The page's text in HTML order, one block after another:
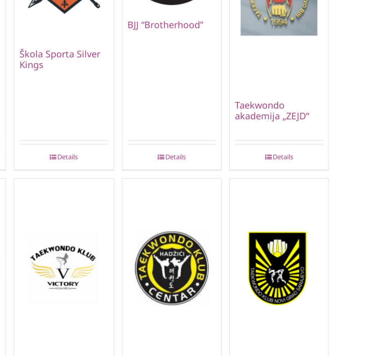
Škola Sporta Silver
Kings
Details
BJJ “Brotherhood”
Details
Taekwondo
akademija „ZEJD“
Details